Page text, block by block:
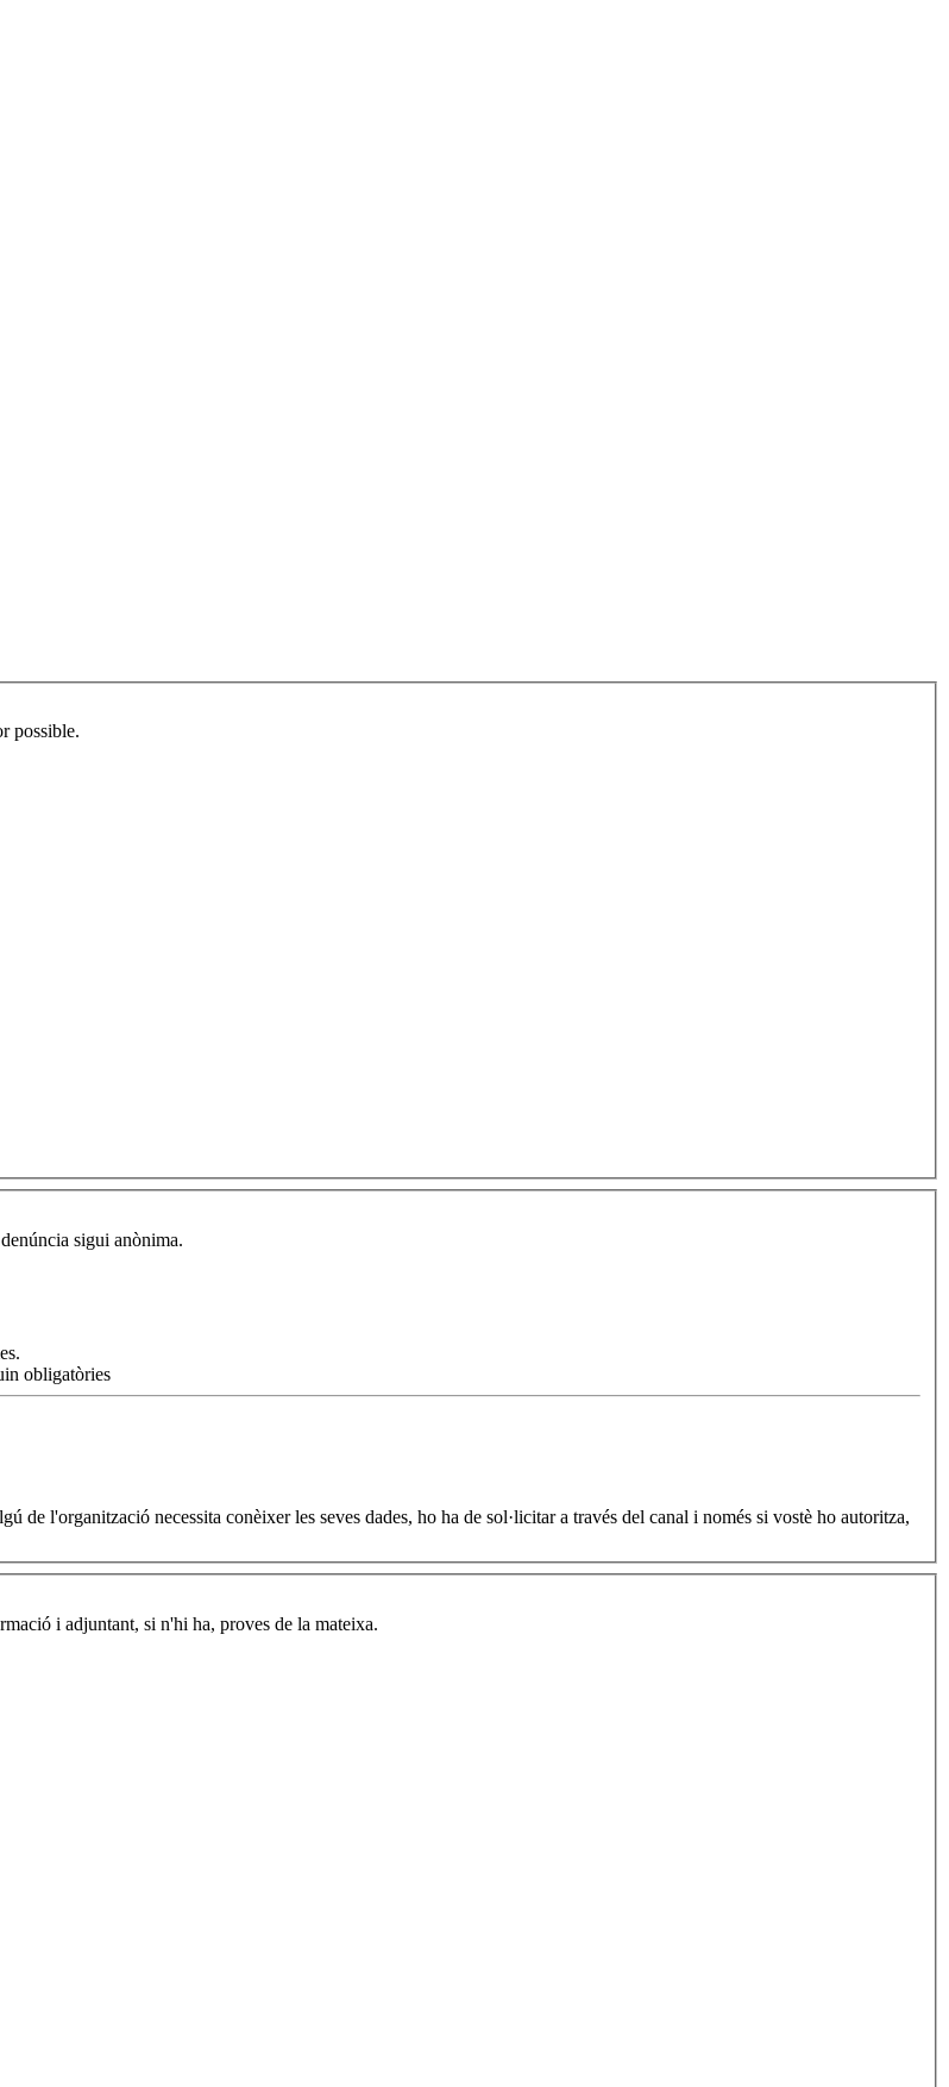
possible.
sigui anònima.
obligatòries
de l'organització necessita conèixer les seves dades, ho ha de sol·licitar a través del canal i només si vostè ho autoritza,
i adjuntant, si n'hi ha, proves de la mateixa.